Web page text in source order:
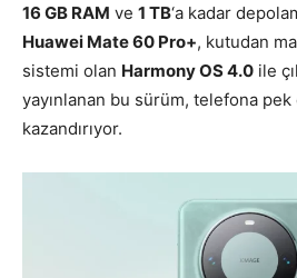
16 GB RAM ve 1 TB‘a kadar
Huawei Mate 60 Pro+, kutudan
sistemi olan Harmony OS 4.0 ile
yayınlanan bu sürüm, telefona
kazandırıyor.